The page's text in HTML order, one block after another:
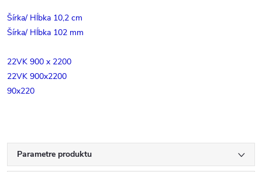
Šírka/ Hĺbka 10,2 cm
Šírka/ Hĺbka 102 mm
22VK 900 x 2200
22VK 900x2200
90x220
Parametre produktu